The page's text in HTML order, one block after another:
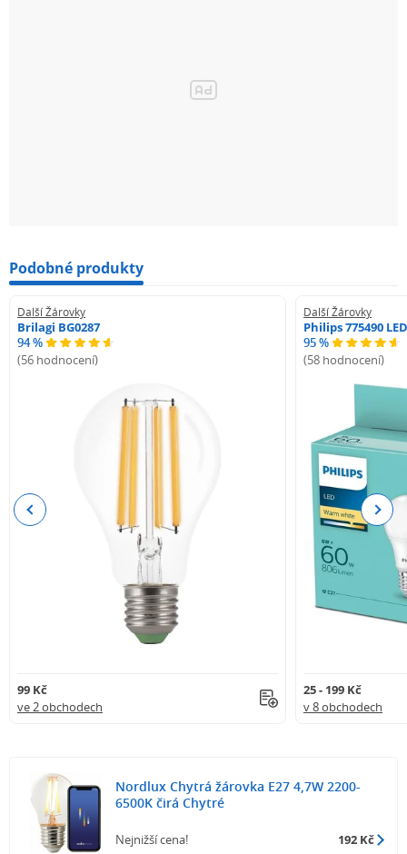
Podobné produkty
Další Žárovky
Brilagi BG0287
94 %
(56 hodnocení)
99 Kč
ve 2 obchodech
Další Žárovky
Philips 775490
95 %
(58 hodnocení)
25 - 199 Kč
v 8 obchodech
Previous Next
Nordlux Chytrá žárovka E27 4,7W 2200-
6500K čirá Chytré
Nejnižší cena! 192 Kč